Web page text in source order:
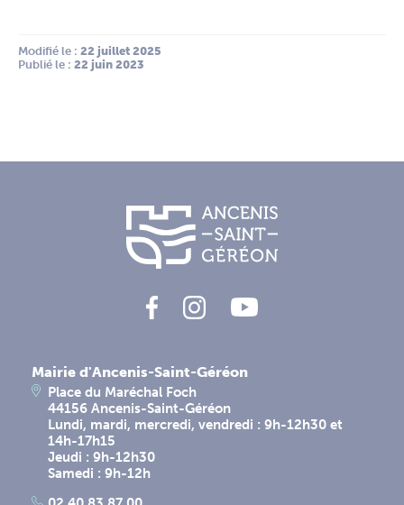
Modifié le : 22 juillet 2025
Publié le : 22 juin 2023
Mairie d'Ancenis-Saint-Géréon
Place du Maréchal Foch
44156 Ancenis-Saint-Géréon
Lundi, mardi, mercredi, vendredi : 9h-12h30 et
14h-17h15
Jeudi : 9h-12h30
Samedi : 9h-12h